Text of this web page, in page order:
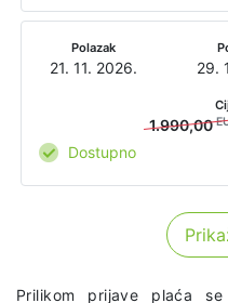
Polazak
21. 11. 2026. 29.
Dostupno
1.990,00
Prilikom prijave plaća se